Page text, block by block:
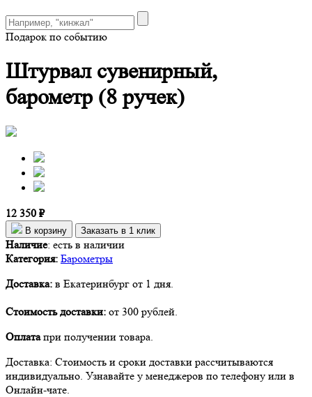
Подарок по событию
Штурвал сувенирный,
барометр (8 ручек)
12 350 ₽
В корзину Заказать в 1 клик
Наличие: есть в наличии
Категория: Барометры
Доставка: в Екатеринбург от 1 дня.
Стоимость доставки: от 300 рублей.
Оплатапри получении товара.
Доставка: Стоимость и сроки доставки рассчитываются
индивидуально. Узнавайте у менеджеров по телефону или в
Онлайн-чате.